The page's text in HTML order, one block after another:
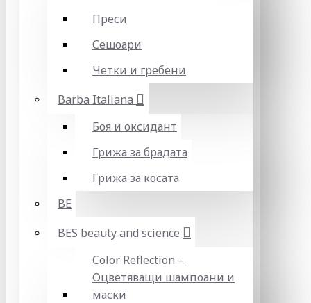
Преси
Сешоари
Четки и гребени
Barba Italiana
Боя и оксидант
Грижа за брадата
Грижа за косата
BE
BES beauty and science
Color Reflection –
Оцветяващи шампоани и
маски